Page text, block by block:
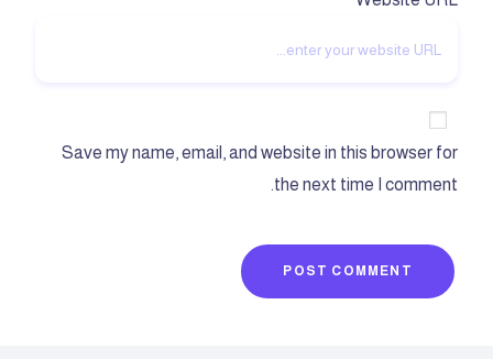
Save my name, email, and website in this browser for
the next time I comment.
POST COMMENT